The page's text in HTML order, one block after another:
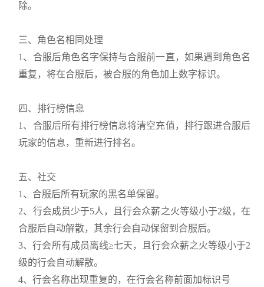
除。
三、角色名相同处理
1、合服后角色名字保持与合服前一直，如果遇到角色名
重复，将在合服后，被合服的角色加上数字标识。
四、排行榜信息
1、合服后所有排行榜信息将清空充值，排行跟进合服后
玩家的信息，重新进行排名。
五、社交
1、合服后所有玩家的黑名单保留。
2、行会成员少于5人，且行会众薪之火等级小于2级，在
合服后自动解散，其余行会自动保留到合服后。
3、行会所有成员离线≥七天，且行会众薪之火等级小于2
级的行会自动解散。
4、行会名称出现重复的，在行会名称前面加标识号